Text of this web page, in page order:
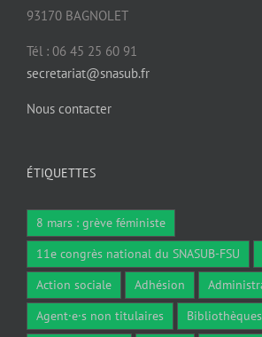
93170 BAGNOLET
Tél : 06 45 25 60 91
secretariat@snasub.fr
Nous contacter
ÉTIQUETTES
8 mars : grève féministe
11e congrès national du SNASUB-FSU
Action sociale
Adhésion
Agent·e·s non titulaires
Bibliothèques